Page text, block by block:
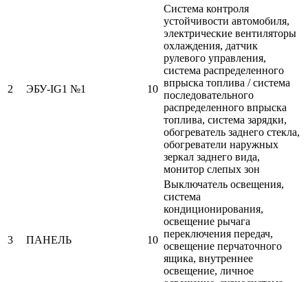
2 ЭБУ-IG1 №1 10
Система контроля
устойчивости автомобиля,
электрические вентиляторы
охлаждения, датчик
рулевого управления,
система распределенного
впрыска топлива / система
последовательного
распределенного впрыска
топлива, система зарядки,
обогреватель заднего стекла,
обогреватели наружных
зеркал заднего вида,
монитор слепых зон
3 ПАНЕЛЬ 10
Выключатель освещения,
система
кондиционирования,
освещение рычага
переключения передач,
освещение перчаточного
ящика, внутреннее
освещение, личное